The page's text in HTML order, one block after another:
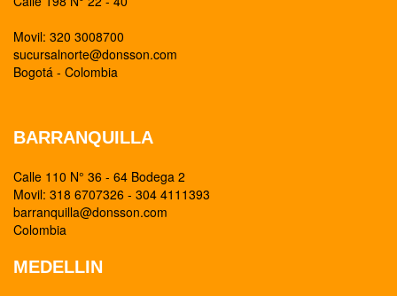
Movil: 320 3008700
sucursalnorte@donsson.com
Bogotá - Colombia
BARRANQUILLA
Calle 110 N° 36 - 64 Bodega 2
Movil: 318 6707326 - 304 4111393
barranquilla@donsson.com
Colombia
MEDELLIN